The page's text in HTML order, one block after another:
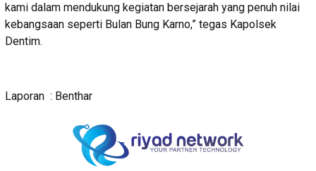
kami dalam mendukung kegiatan bersejarah yang penuh nilai
kebangsaan seperti Bulan Bung Karno,” tegas Kapolsek
Dentim.
Laporan : Benthar